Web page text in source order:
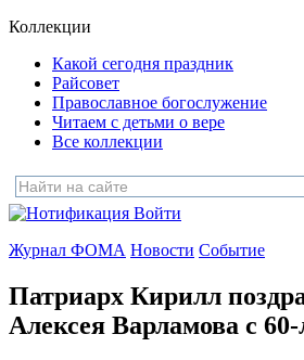
Коллекции
Какой сегодня праздник
Райсовет
Православное богослужение
Читаем с детьми о вере
Все коллекции
Войти
Журнал ФОМА Новости Событие
Патриарх Кирилл
Алексея Варламова с